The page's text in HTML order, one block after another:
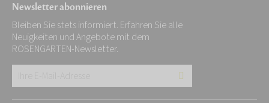
Newsletter abonnieren
Bleiben Sie stets informiert. Erfahren Sie alle
Neuigkeiten und Angebote mit dem
ROSENGARTEN-Newsletter.
E-